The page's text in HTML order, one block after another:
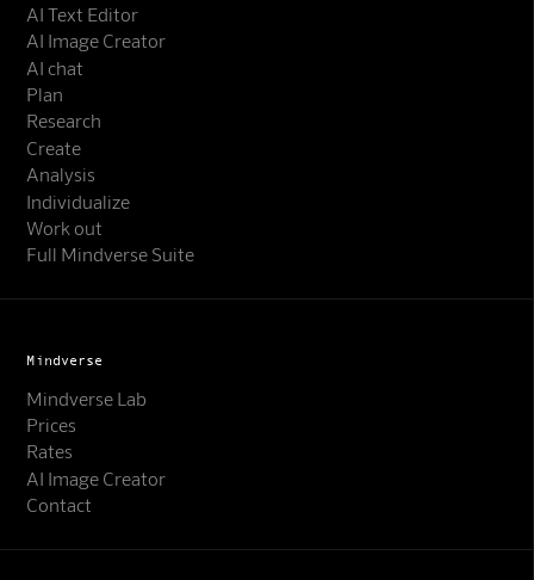
AI Text Editor
AI Image Creator
AI chat
Plan
Research
Create
Analysis
Individualize
Work out
Full Mindverse Suite
Mindverse
Mindverse Lab
Prices
Rates
AI Image Creator
Contact